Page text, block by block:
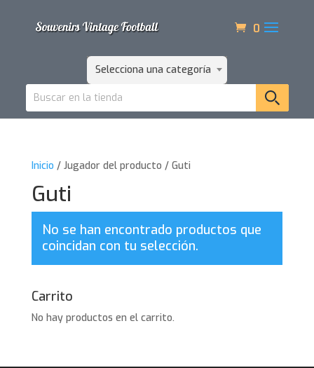
0
Selecciona una categoría
Inicio / Jugador del producto / Guti
Guti
No se han encontrado productos que
coincidan con tu selección.
Carrito
No hay productos en el carrito.